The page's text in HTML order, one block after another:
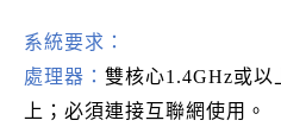
系統要求：
處理器： 雙核心1.4GHz或以
上；必須連接互聯網使用。